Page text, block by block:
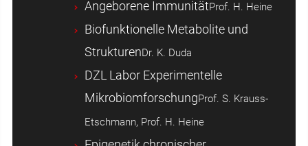
Angeborene ImmunitätProf. H. Heine
Biofunktionelle Metabolite und
StrukturenDr. K. Duda
DZL Labor Experimentelle
MikrobiomforschungProf. S. Krauss-
Etschmann, Prof. H. Heine